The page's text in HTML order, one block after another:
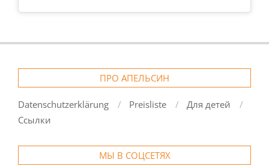
ПРО АПЕЛЬСИН
Datenschutzerklärung Preisliste
Для детей
Ссылки
МЫ В СОЦСЕТЯХ